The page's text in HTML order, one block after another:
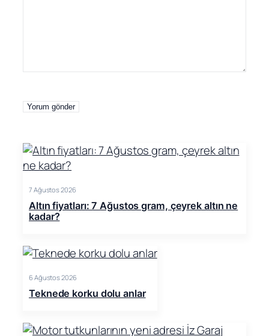
7 Ağustos 2026
Altın fiyatları: 7 Ağustos gram, çeyrek altın ne
kadar?
6 Ağustos 2026
Teknede korku dolu anlar